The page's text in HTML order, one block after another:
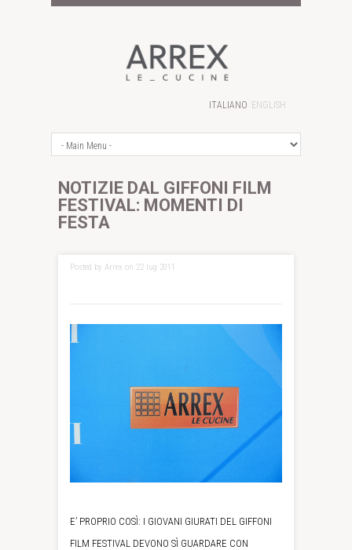
ITALIANO ENGLISH
NOTIZIE DAL GIFFONI FILM
FESTIVAL: MOMENTI DI
FESTA
Posted by Arrex on 22 lug 2011
E’ PROPRIO COSÌ: I GIOVANI GIURATI DEL GIFFONI
FILM FESTIVAL DEVONO SÌ GUARDARE CON